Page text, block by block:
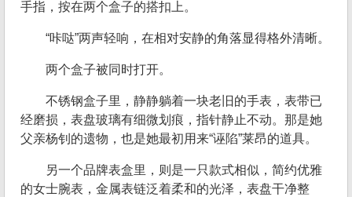
手指，按在两个盒子的搭扣上。
“咔哒”两声轻响，在相对安静的角落显得格外清晰。
两个盒子被同时打开。
不锈钢盒子里，静静躺着一块老旧的手表，表带已
经磨损，表盘玻璃有细微划痕，指针静止不动。那是她
父亲杨钊的遗物，也是她最初用来“诬陷”莱昂的道具。
另一个品牌表盒里，则是一只款式相似，简约优雅
的女士腕表，金属表链泛着柔和的光泽，表盘干净整